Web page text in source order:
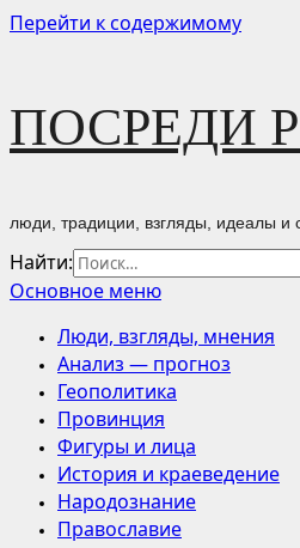
Перейти к содержимому
ПОСРЕДИ
люди, традиции, взгляды, идеалы и
Найти:
Основное меню
Люди, взгляды, мнения
Анализ — прогноз
Геополитика
Провинция
Фигуры и лица
История и краеведение
Народознание
Православие